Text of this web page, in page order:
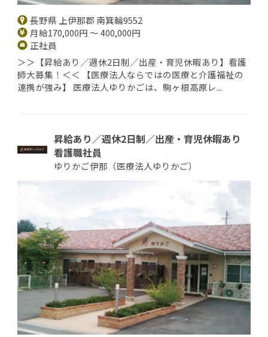
長野県 上伊那郡 南箕輪9552
月給170,000円 ～ 400,000円
正社員
＞＞【昇給あり／週休2日制／出産・育児休暇あり】看護
師大募集！＜＜ 【医療法人ならではの医療と介護福祉の
連携が強み】 医療法人ゆりかごは、駒ヶ根高原レ...
昇給あり／週休2日制／出産・育児休暇あり
看護職社員
ゆりかご伊那（医療法人ゆりかご）